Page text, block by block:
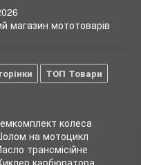
магазин мототоварів
ТОП Товари
колеса
на мотоцикл
трансмісійне
карбюратора